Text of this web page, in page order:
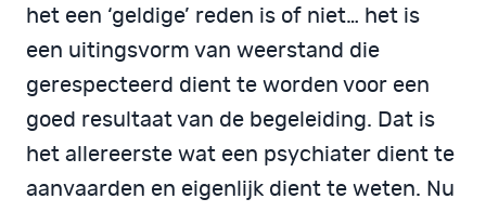
het een ‘geldige’ reden is of niet… het is
een uitingsvorm van weerstand die
gerespecteerd dient te worden voor een
goed resultaat van de begeleiding. Dat is
het allereerste wat een psychiater dient te
aanvaarden en eigenlijk dient te weten. Nu